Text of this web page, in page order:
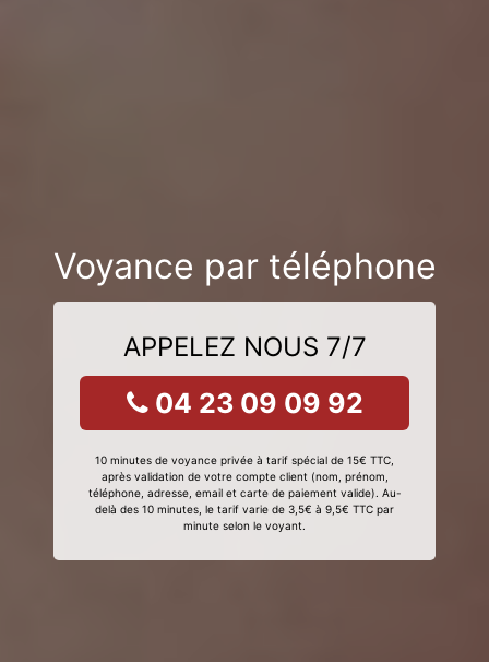
Voyance par téléphone
APPELEZ NOUS 7/7
04 23 09 09 92
10 minutes de voyance privée à tarif spécial de 15€ TTC,
après validation de votre compte client (nom, prénom,
téléphone, adresse, email et carte de paiement valide). Au-
delà des 10 minutes, le tarif varie de 3,5€ à 9,5€ TTC par
minute selon le voyant.